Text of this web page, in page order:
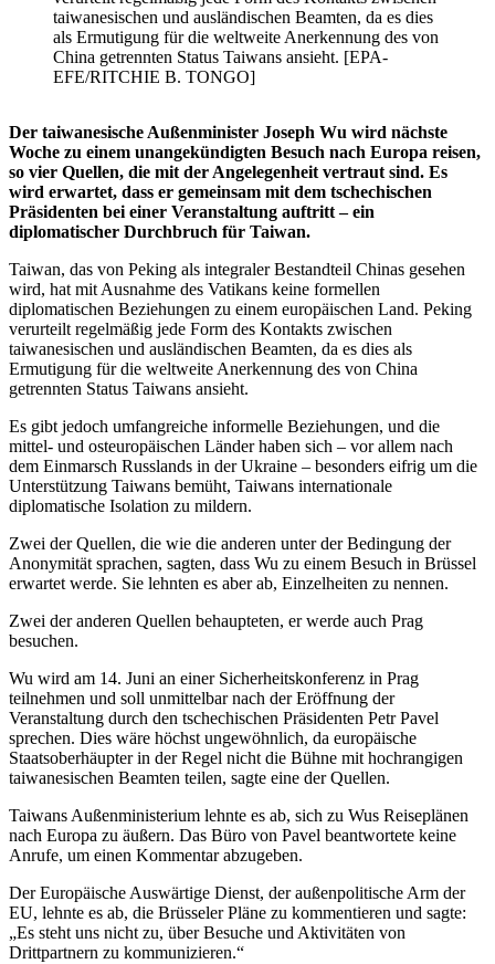
taiwanesischen und ausländischen Beamten, da es dies
als Ermutigung für die weltweite Anerkennung des von
China getrennten Status Taiwans ansieht. [EPA-
EFE/RITCHIE B. TONGO]
Der taiwanesische Außenminister Joseph Wu wird nächste
Woche zu einem unangekündigten Besuch nach Europa reisen,
so vier Quellen, die mit der Angelegenheit vertraut sind. Es
wird erwartet, dass er gemeinsam mit dem tschechischen
Präsidenten bei einer Veranstaltung auftritt – ein
diplomatischer Durchbruch für Taiwan.
Taiwan, das von Peking als integraler Bestandteil Chinas gesehen
wird, hat mit Ausnahme des Vatikans keine formellen
diplomatischen Beziehungen zu einem europäischen Land. Peking
verurteilt regelmäßig jede Form des Kontakts zwischen
taiwanesischen und ausländischen Beamten, da es dies als
Ermutigung für die weltweite Anerkennung des von China
getrennten Status Taiwans ansieht.
Es gibt jedoch umfangreiche informelle Beziehungen, und die
mittel- und osteuropäischen Länder haben sich – vor allem nach
dem Einmarsch Russlands in der Ukraine – besonders eifrig um die
Unterstützung Taiwans bemüht, Taiwans internationale
diplomatische Isolation zu mildern.
Zwei der Quellen, die wie die anderen unter der Bedingung der
Anonymität sprachen, sagten, dass Wu zu einem Besuch in Brüssel
erwartet werde. Sie lehnten es aber ab, Einzelheiten zu nennen.
Zwei der anderen Quellen behaupteten, er werde auch Prag
besuchen.
Wu wird am 14. Juni an einer Sicherheitskonferenz in Prag
teilnehmen und soll unmittelbar nach der Eröffnung der
Veranstaltung durch den tschechischen Präsidenten Petr Pavel
sprechen. Dies wäre höchst ungewöhnlich, da europäische
Staatsoberhäupter in der Regel nicht die Bühne mit hochrangigen
taiwanesischen Beamten teilen, sagte eine der Quellen.
Taiwans Außenministerium lehnte es ab, sich zu Wus Reiseplänen
nach Europa zu äußern. Das Büro von Pavel beantwortete keine
Anrufe, um einen Kommentar abzugeben.
Der Europäische Auswärtige Dienst, der außenpolitische Arm der
EU, lehnte es ab, die Brüsseler Pläne zu kommentieren und sagte:
„Es steht uns nicht zu, über Besuche und Aktivitäten von
Drittpartnern zu kommunizieren.“